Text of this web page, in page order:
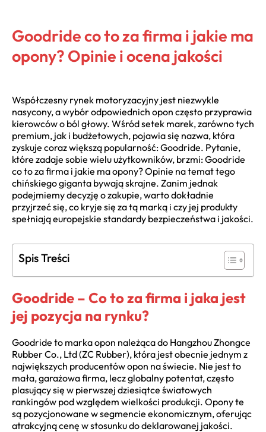
Goodride co to za firma i jakie ma
opony? Opinie i ocena jakości
Współczesny rynek motoryzacyjny jest niezwykle
nasycony, a wybór odpowiednich opon często przyprawia
kierowców o ból głowy. Wśród setek marek, zarówno tych
premium, jak i budżetowych, pojawia się nazwa, która
zyskuje coraz większą popularność: Goodride. Pytanie,
które zadaje sobie wielu użytkowników, brzmi: Goodride
co to za firma i jakie ma opony? Opinie na temat tego
chińskiego giganta bywają skrajne. Zanim jednak
podejmiemy decyzję o zakupie, warto dokładnie
przyjrzeć się, co kryje się za tą marką i czy jej produkty
spełniają europejskie standardy bezpieczeństwa i jakości.
Spis Treści
Goodride – Co to za firma i jaka jest
jej pozycja na rynku?
Goodride to marka opon należąca do Hangzhou Zhongce
Rubber Co., Ltd (ZC Rubber), która jest obecnie jednym z
największych producentów opon na świecie. Nie jest to
mała, garażowa firma, lecz globalny potentat, często
plasujący się w pierwszej dziesiątce światowych
rankingów pod względem wielkości produkcji. Opony te
są pozycjonowane w segmencie ekonomicznym, oferując
atrakcyjną cenę w stosunku do deklarowanej jakości.